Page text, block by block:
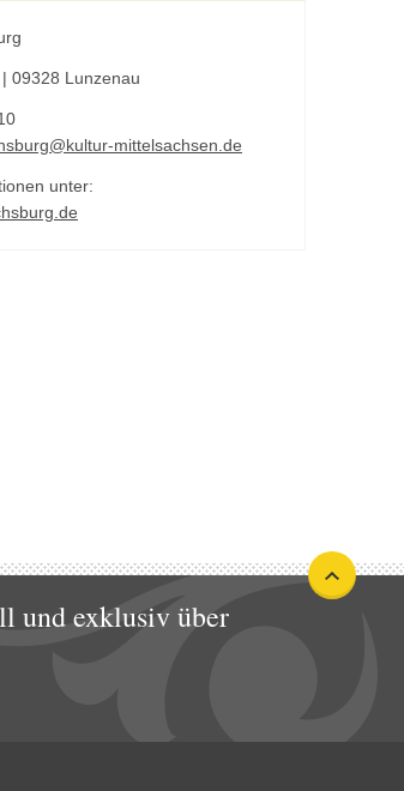
09328 Lunzenau
mittelsachsen.de
unter:
und exklusiv über